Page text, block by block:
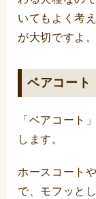
いてもよく考
が大切ですよ。
ベアコート
「ベアコート
します。
ホースコート
で、モフッと